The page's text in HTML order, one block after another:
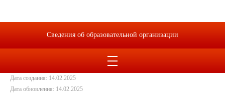
Порядок подачи апелляций в 2024-2025 учебном году
Дата создания: 14.02.2025
Дата обновления: 14.02.2025
Сведения об образовательной организации